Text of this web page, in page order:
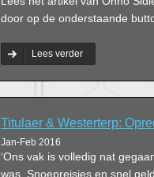
door op de onderstaande
Lees verder
Titulaer & Westerterp:
Jan-Feb 2016
‘Ons vak is volledig nat
was. Snoepreisjes en snel